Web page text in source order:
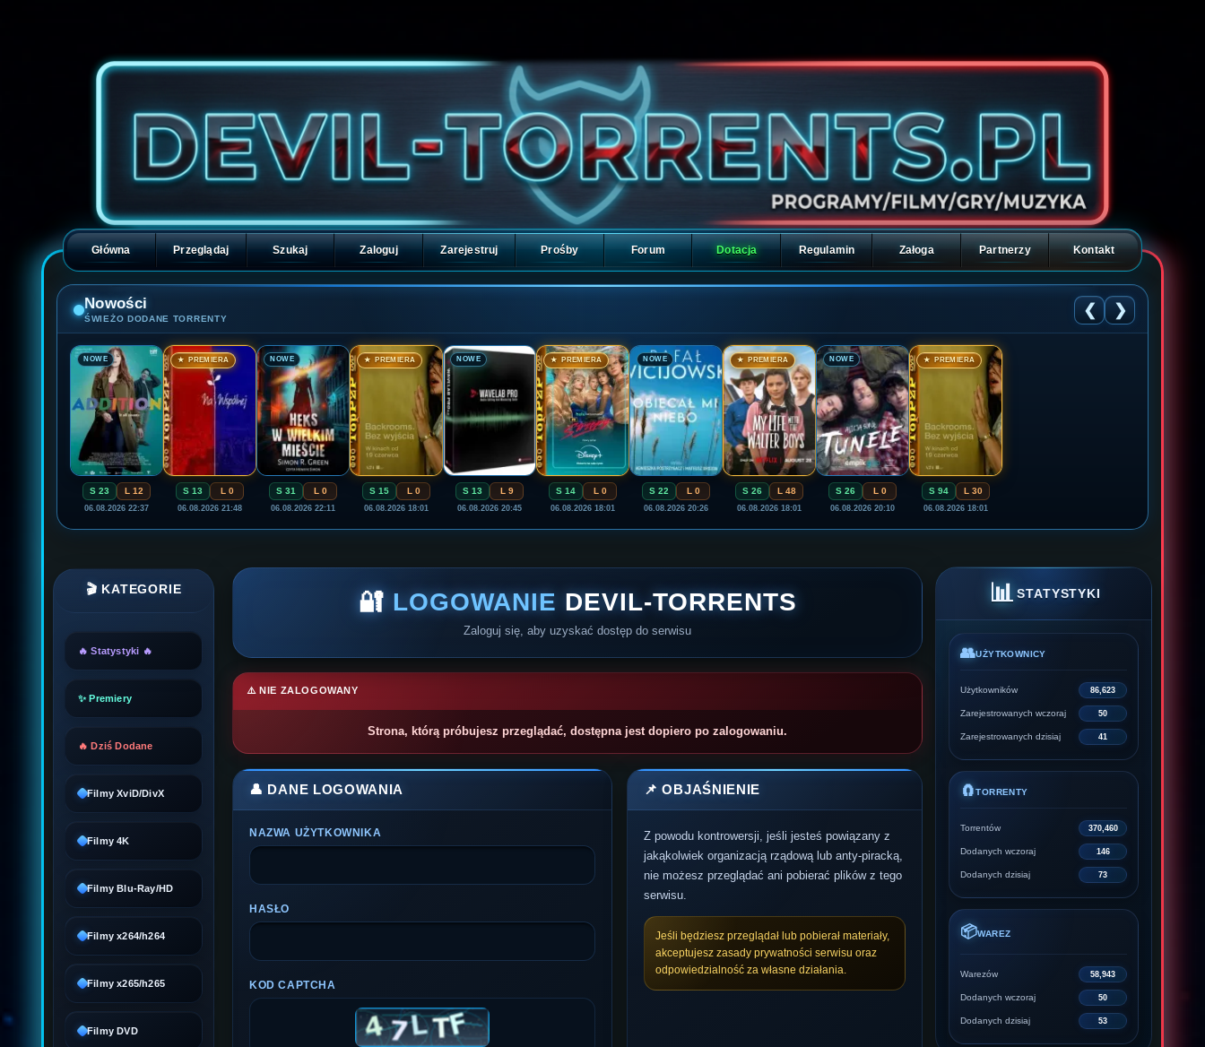
Główna Przeglądaj Szukaj Zaloguj Zarejestruj Prośby Forum Dotacja Regulamin Załoga Partnerzy Kontakt
Nowości
ŚWIEŻO DODANE TORRENTY ❮ ❯
🎬NOWE
S 23 L 12
06.08.2026 22:37
🎬★ PREMIERA
S 13 L 0
06.08.2026 21:48
🎬NOWE
S 31 L 0
06.08.2026 22:11
🎬★ PREMIERA
S 15 L 0
06.08.2026 18:01
🎬NOWE
S 13 L 9
06.08.2026 20:45
🎬★ PREMIERA
S 14 L 0
06.08.2026 18:01
🎬NOWE
S 22 L 0
06.08.2026 20:26
🎬★ PREMIERA
S 26 L 48
06.08.2026 18:01
🎬NOWE
S 26 L 0
06.08.2026 20:10
🎬★ PREMIERA
S 94 L 30
06.08.2026 18:01
🎬 KATEGORIE
🔥 Statystyki 🔥
✨ Premiery
🔥 Dziś Dodane
Filmy XviD/DivX
Filmy 4K
Filmy Blu-Ray/HD
Filmy x264/h264
Filmy x265/h265
Filmy DVD
📊 STATYSTYKI
👥UŻYTKOWNICY
Użytkowników 86,623
Zarejestrowanych wczoraj 50
Zarejestrowanych dzisiaj 41
🧲TORRENTY
Torrentów 370,460
Dodanych wczoraj 146
Dodanych dzisiaj 73
📦WAREZ
Warezów 58,943
Dodanych wczoraj 50
Dodanych dzisiaj 53
🔐 LOGOWANIE DEVIL-TORRENTS
Zaloguj się, aby uzyskać dostęp do serwisu
⚠️ NIE ZALOGOWANY
Strona, którą próbujesz przeglądać, dostępna jest dopiero po zalogowaniu.
👤 DANE LOGOWANIA
NAZWA UŻYTKOWNIKA
HASŁO
KOD CAPTCHA
📌 OBJAŚNIENIE
Z powodu kontrowersji, jeśli jesteś powiązany z
jakąkolwiek organizacją rządową lub anty-piracką,
nie możesz przeglądać ani pobierać plików z tego
serwisu.
Jeśli będziesz przeglądał lub pobierał materiały,
akceptujesz zasady prywatności serwisu oraz
odpowiedzialność za własne działania.